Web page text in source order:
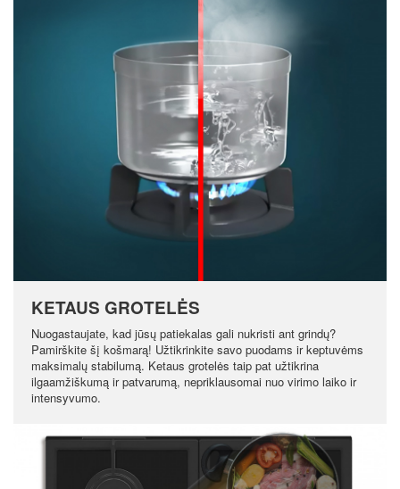
KETAUS GROTELĖS
Nuogastaujate, kad jūsų patiekalas gali nukristi ant grindų?
Pamirškite šį košmarą! Užtikrinkite savo puodams ir keptuvėms
maksimalų stabilumą. Ketaus grotelės taip pat užtikrina
ilgaamžiškumą ir patvarumą, nepriklausomai nuo virimo laiko ir
intensyvumo.